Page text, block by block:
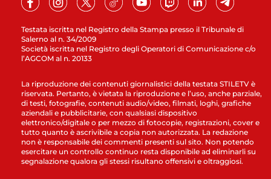
Testata iscritta nel Registro della Stampa presso il Tribunale di
Salerno al n. 34/2009
Società iscritta nel Registro degli Operatori di Comunicazione c/o
l’AGCOM al n. 20133
La riproduzione dei contenuti giornalistici della testata STILETV è
riservata. Pertanto, è vietata la riproduzione e l’uso, anche parziale,
di testi, fotografie, contenuti audio/video, filmati, loghi, grafiche
aziendali e pubblicitarie, con qualsiasi dispositivo
elettronico/digitale o per mezzo di fotocopie, registrazioni, cover e
tutto quanto è ascrivibile a copia non autorizzata. La redazione
non è responsabile dei commenti presenti sul sito. Non potendo
esercitare un controllo continuo resta disponibile ad eliminarli su
segnalazione qualora gli stessi risultano offensivi e oltraggiosi.